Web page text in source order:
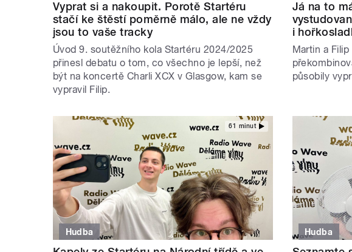
Vyprat si a nakoupit. Porotě Startéru
stačí ke štěstí poměrně málo, ale ne vždy
jsou to vaše tracky
Úvod 9. soutěžního kola Startéru 2024/2025
přinesl debatu o tom, co všechno je lepší, než
být na koncertě Charli XCX v Glasgow, kam se
vypravil Filip.
Já na to
i
Martin a
působily
61 minut
Hudba Hudba